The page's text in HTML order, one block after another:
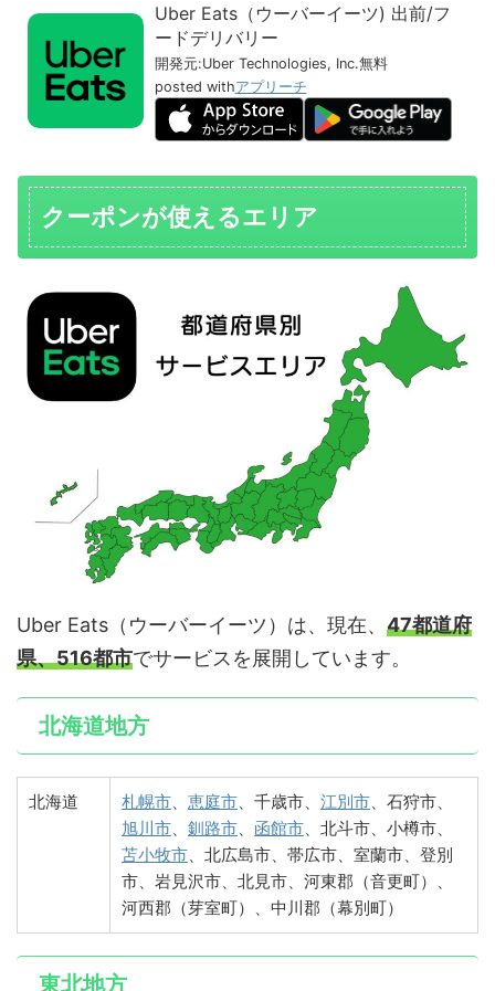
Uber Eats（ウーバーイーツ) 出前/フ
ードデリバリー
開発元:Uber Technologies, Inc.無料
posted withアプリーチ
クーポンが使えるエリア
Uber Eats（ウーバーイーツ）は、現在、 47都道府
県、516都市でサービスを展開しています。
北海道地方
北海道 札幌市、 恵庭市、千歳市、 江別市、石狩市、
旭川市、 釧路市、 函館市、北斗市、小樽市、
苫小牧市、北広島市、帯広市、室蘭市、登別
市、岩見沢市、北見市、河東郡（音更町）、
河西郡（芽室町）、中川郡（幕別町）
東北地方